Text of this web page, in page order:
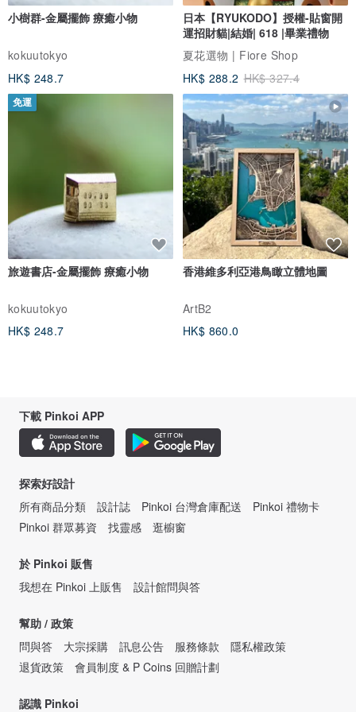
小樹群-金屬擺飾 療癒小物
kokuutokyo
HK$ 248.7
日本【RYUKODO】授權-貼窗開
運招財貓|結婚| 618 |畢業禮物
夏花選物 | Fiore Shop
HK$ 288.2 HK$ 327.4
免運
旅遊書店-金屬擺飾 療癒小物
kokuutokyo
HK$ 248.7
香港維多利亞港鳥瞰立體地圖
ArtB2
HK$ 860.0
下載 Pinkoi APP
探索好設計
所有商品分類
設計誌 Pinkoi 台灣倉庫配送
Pinkoi 禮物卡
Pinkoi 群眾募資
找靈感 逛櫥窗
於 Pinkoi 販售
我想在 Pinkoi 上販售
設計館問與答
幫助 / 政策
問與答
大宗採購 訊息公告 服務條款
隱私權政策
退貨政策
會員制度 & P Coins 回贈計劃
認識 Pinkoi